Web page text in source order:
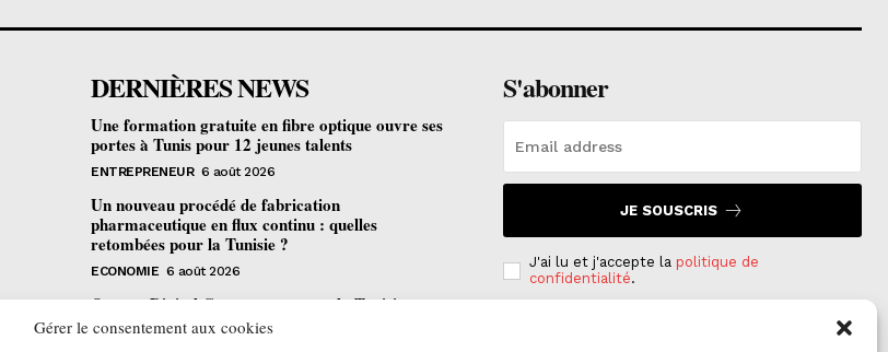
Gérer le consentement aux cookies
DERNIÈRES NEWS
Une formation gratuite en fibre optique ouvre ses
portes à Tunis pour 12 jeunes talents
ENTREPRENEUR 6 août 2026
Un nouveau procédé de fabrication
pharmaceutique en flux continu : quelles
retombées pour la Tunisie ?
ECONOMIE 6 août 2026
Orange Digital Center : comment la Tunisie est
devenue le laboratoire mondial de l’inclusion
S'abonner
JE SOUSCRIS
J'ai lu et j'accepte la politique de
confidentialité.